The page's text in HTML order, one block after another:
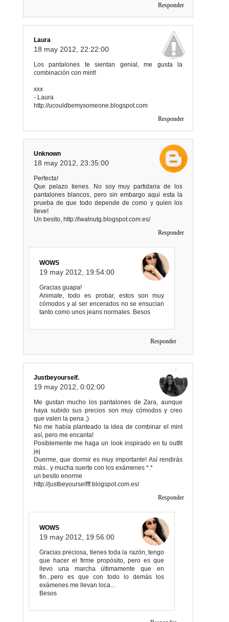
Responder
Laura
18 may 2012, 22:22:00
Los pantalones te sientan genial, me gusta la
combinación con mint!
xxx
- Laura
http://ucouldbemysomeone.blogspot.com
Responder
Unknown
18 may 2012, 23:35:00
Perfecta!
Que pelazo tienes. No soy muy partidaria de los
pantalones blancos, pero sin embargo aqui esta la
prueba de que todo depende de como y quien los
lleve!
Un besito, http://lwalnutg.blogspot.com.es/
Responder
WOWS
19 may 2012, 19:54:00
Gracias guapa!
Animate, todo es probar, estos son muy
cómodos y al ser encerados no se ensucian
tanto como unos jeans normales. Besos
Responder
Justbeyourself.
19 may 2012, 0:02:00
Me gustan mucho los pantalones de Zara, aunque
haya subido sus precios son muy cómodos y creo
que valen la pena ;)
No me había planteado la idea de combinar el mint
así, pero me encanta!
Posiblemente me haga un look inspirado en tu outfit
jej
Duerme, que dormir es muy importante! Así rendirás
más.. y mucha suerte con los exámenes *.*
un besito enorme
http://justbeyourselfff.blogspot.com.es/
Responder
WOWS
19 may 2012, 19:56:00
Gracias preciosa, tienes toda la razón, tengo
que hacer el firme propósito, pero es que
llevo una marcha últimamente que en
fin...pero es que con todo lo demás los
exámenes me llevan loca...
Besos